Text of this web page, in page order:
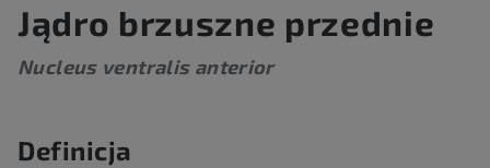
Jądro brzuszne przednie
Nucleus ventralis anterior
Definicja